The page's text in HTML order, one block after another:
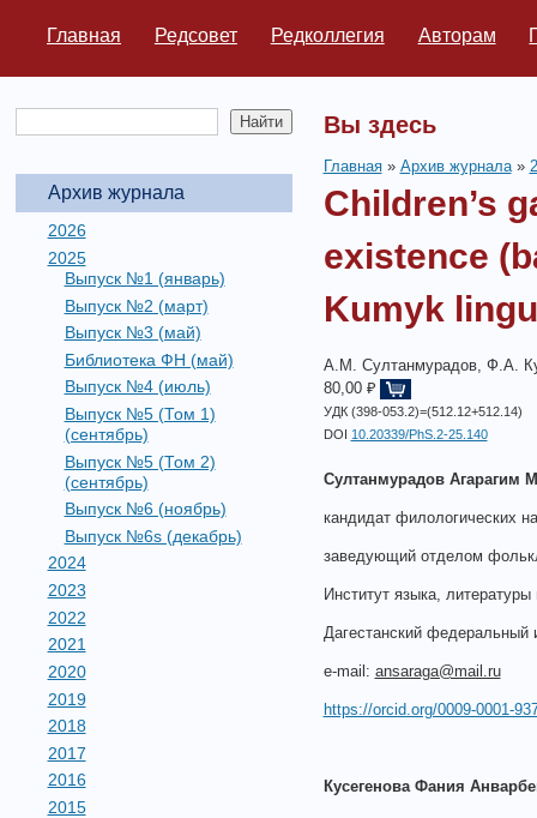
Главная Редсовет Редколлегия Авторам
Архив журнала
2026
2025
Выпуск №1 (январь)
Выпуск №2 (март)
Выпуск №3 (май)
Библиотека ФН (май)
Выпуск №4 (июль)
Выпуск №5 (Том 1)
(сентябрь)
Выпуск №5 (Том 2)
(сентябрь)
Выпуск №6 (ноябрь)
Выпуск №6s (декабрь)
2024
2023
2022
2021
2020
2019
2018
2017
2016
2015
Вы здесь
Главная» Архив журнала»
Children’s
existence
Kumyk
А.М. Султанмурадов, Ф.А.
80,00 ₽
УДК (398-053.2)=(512.12+512.14)
DOI
10.20339/PhS.2-25.140
Султанмурадов Агарагим
кандидат филологических
заведующий отделом
Институт языка,
Дагестанский федеральный
e-mail: ansaraga@mail.ru
https://orcid.org/0009-0001-
Кусегенова Фания